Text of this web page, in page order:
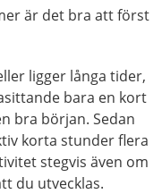
är det bra att först
ligger långa tider,
bara en kort
bra början. Sedan
korta stunder flera
stegvis även om
du utvecklas.